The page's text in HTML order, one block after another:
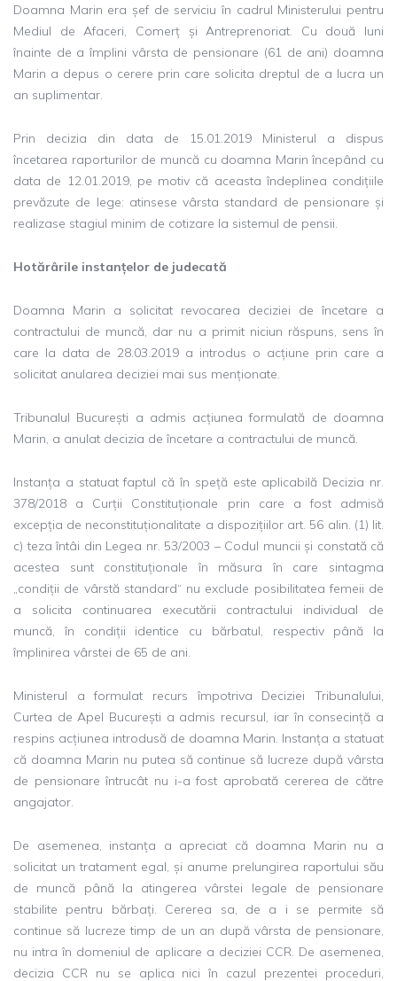
Doamna Marin era șef de serviciu în cadrul Ministerului pentru
Mediul de Afaceri, Comerț și Antreprenoriat. Cu două luni
înainte de a împlini vârsta de pensionare (61 de ani) doamna
Marin a depus o cerere prin care solicita dreptul de a lucra un
an suplimentar.
Prin decizia din data de 15.01.2019 Ministerul a dispus
încetarea raporturilor de muncă cu doamna Marin începând cu
data de 12.01.2019, pe motiv că aceasta îndeplinea condițiile
prevăzute de lege: atinsese vârsta standard de pensionare și
realizase stagiul minim de cotizare la sistemul de pensii.
Hotărârile instanțelor de judecată
Doamna Marin a solicitat revocarea deciziei de încetare a
contractului de muncă, dar nu a primit niciun răspuns, sens în
care la data de 28.03.2019 a introdus o acțiune prin care a
solicitat anularea deciziei mai sus menționate.
Tribunalul București a admis acțiunea formulată de doamna
Marin, a anulat decizia de încetare a contractului de muncă.
Instanța a statuat faptul că în speță este aplicabilă Decizia nr.
378/2018 a Curții Constituționale prin care a fost admisă
excepția de neconstituționalitate a dispozițiilor art. 56 alin. (1) lit.
c) teza întâi din Legea nr. 53/2003 – Codul muncii și constată că
acestea sunt constituționale în măsura în care sintagma
„condiții de vârstă standard“ nu exclude posibilitatea femeii de
a solicita continuarea executării contractului individual de
muncă, în condiții identice cu bărbatul, respectiv până la
împlinirea vârstei de 65 de ani.
Ministerul a formulat recurs împotriva Deciziei Tribunalului,
Curtea de Apel București a admis recursul, iar în consecință a
respins acțiunea introdusă de doamna Marin. Instanța a statuat
că doamna Marin nu putea să continue să lucreze după vârsta
de pensionare întrucât nu i-a fost aprobată cererea de către
angajator.
De asemenea, instanța a apreciat că doamna Marin nu a
solicitat un tratament egal, și anume prelungirea raportului său
de muncă până la atingerea vârstei legale de pensionare
stabilite pentru bărbați. Cererea sa, de a i se permite să
continue să lucreze timp de un an după vârsta de pensionare,
nu intra în domeniul de aplicare a deciziei CCR. De asemenea,
decizia CCR nu se aplica nici în cazul prezentei proceduri,